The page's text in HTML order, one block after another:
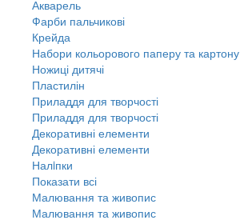
Акварель
Фарби пальчикові
Крейда
Набори кольорового паперу та картону
Ножиці дитячі
Пластилін
Приладдя для творчості
Приладдя для творчості
Декоративні елементи
Декоративні елементи
Налiпки
Показати всі
Малювання та живопис
Малювання та живопис